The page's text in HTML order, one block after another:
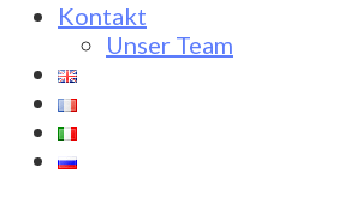
Kontakt
Unser Team